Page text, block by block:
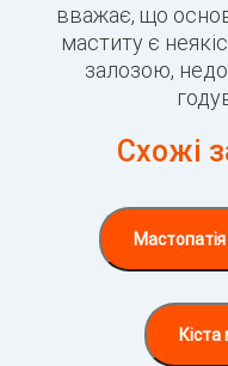
вважає, що
маститу є
залозою,
Схожі
Мастопатія
Кіста